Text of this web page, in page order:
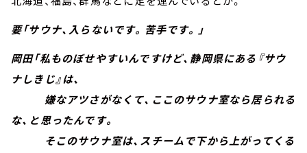
要「サウナ、入らないです。苦手です。」
岡田「私ものぼせやすいんですけど、静岡県にある『サウ
ナしきじ』は、
嫌なアツさがなくて、ここのサウナ室なら居られる
な、と思ったんです。
そこのサウナ室は、スチームで下から上がってくる